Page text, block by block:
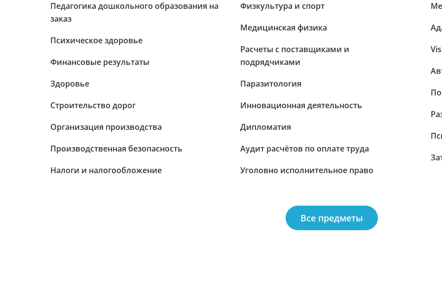
Педагогика дошкольного образования на
заказ
Психическое здоровье
Финансовые результаты
Здоровье
Строительство дорог
Организация производства
Производственная безопасность
Налоги и налогообложение
Физкультура и спорт
Медицинская физика
Расчеты с поставщиками и
подрядчиками
Паразитология
Инновационная деятельность
Дипломатия
Аудит расчётов по оплате труда
Уголовно исполнительное право
Все предметы